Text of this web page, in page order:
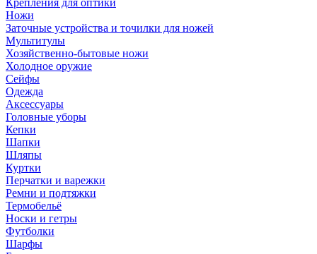
Крепления для оптики
Ножи
Заточные устройства и точилки для ножей
Мультитулы
Хозяйственно-бытовые ножи
Холодное оружие
Сейфы
Одежда
Аксессуары
Головные уборы
Кепки
Шапки
Шляпы
Куртки
Перчатки и варежки
Ремни и подтяжки
Термобельё
Носки и гетры
Футболки
Шарфы